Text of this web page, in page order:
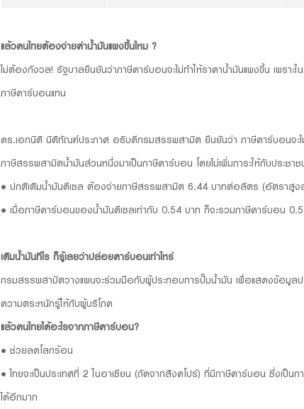
แล้วคนไทยต้องจ่ายค่าน้ำมันแพงขึ้นไหม ?
ไม่ต้องกังวล! รัฐบาลยืนยันว่าภาษีคาร์บอนจะไม่ทำให้ราคาน้ำมันแพงขึ้น เพราะใน
ภาษีคาร์บอนแทน
ดร.เอกนิติ นิติทัณฑ์ประภาศ อธิบดีกรมสรรพสามิต ยืนยันว่า ภาษีคาร์บอนจะไม่
ภาษีสรรพสามิตน้ำมันส่วนหนึ่งมาเป็นภาษีคาร์บอน โดยไม่เพิ่มภาระให้กับประช
• ปกติเติมน้ำมันดีเซล ต้องจ่ายภาษีสรรพสามิต 6.44 บาทต่อลิตร (อัตราสูง
• เมื่อภาษีคาร์บอนของน้ำมันดีเซลเท่ากับ 0.54 บาท ก็จะรวมภาษีคาร์บอน
เติมน้ำมันทีไร ก็รู้เลยว่าปล่อยคาร์บอนเท่าไหร่
กรมสรรพสามิตวางแผนจะร่วมมือกับผู้ประกอบการปั๊มน้ำมัน เพื่อแสดงข้อมู
ความตระหนักรู้ให้กับผู้บริโภค
แล้วคนไทยได้อะไรจากภาษีคาร์บอน?
• ช่วยลดโลกร้อน
• ไทยจะเป็นประเทศที่ 2 ในอาเซียน (ถัดจากสิงคโปร์) ที่มีภาษีคาร์บอน ซึ่งเ
ได้อีกมาก